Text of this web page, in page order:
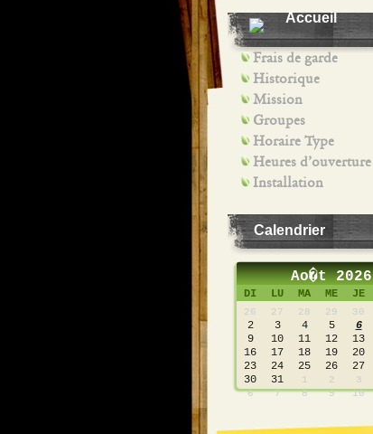
Accueil
Frais de garde
Historique
Mission
Groupes
Horaire Type
Heures d’ouverture
Installation
Calendrier
Ao�t 2026
DI LU MA ME JE
26 27 28 29 30
2
3 4 5 6
9
10 11 12 13
16
17 18 19 20
23
24 25 26 27
30
31 1 2 3
6
7 8 9 10